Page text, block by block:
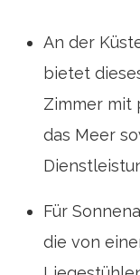
An der
bietet
Zimmer mit
das Meer
Für
die von